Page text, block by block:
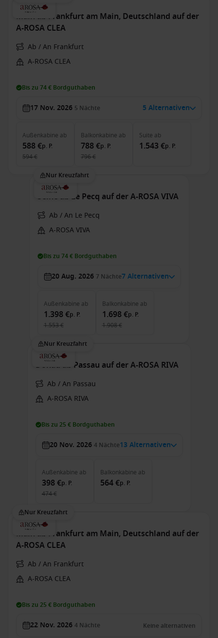
Main ab Frankfurt am Main, Deutschland auf der
A-ROSA CLEA
Ab / An Frankfurt
A-ROSA CLEA
Bis zu 74 € Bordguthaben
17 Nov. 2026 5 Nächte 5 Alternativen
Außenkabine ab
588 €p. P.
594 €
Balkonkabine ab
788 €p. P.
796 €
Suite ab
1.543 €p. P.
Nur Kreuzfahrt
Seine ab Le Pecq auf der A-ROSA VIVA
Ab / An Le Pecq
A-ROSA VIVA
Bis zu 74 € Bordguthaben
20 Aug. 2026 7 Nächte7 Alternativen
Außenkabine ab
1.398 €p. P.
1.553 €
Balkonkabine ab
1.698 €p. P.
1.908 €
Nur Kreuzfahrt
Donau ab Passau auf der A-ROSA RIVA
Ab / An Passau
A-ROSA RIVA
Bis zu 25 € Bordguthaben
20 Nov. 2026 4 Nächte13 Alternativen
Außenkabine ab
398 €p. P.
474 €
Balkonkabine ab
564 €p. P.
Nur Kreuzfahrt
Main ab Frankfurt am Main, Deutschland auf der
A-ROSA CLEA
Ab / An Frankfurt
A-ROSA CLEA
Bis zu 25 € Bordguthaben
22 Nov. 2026 4 Nächte Keine alternativen